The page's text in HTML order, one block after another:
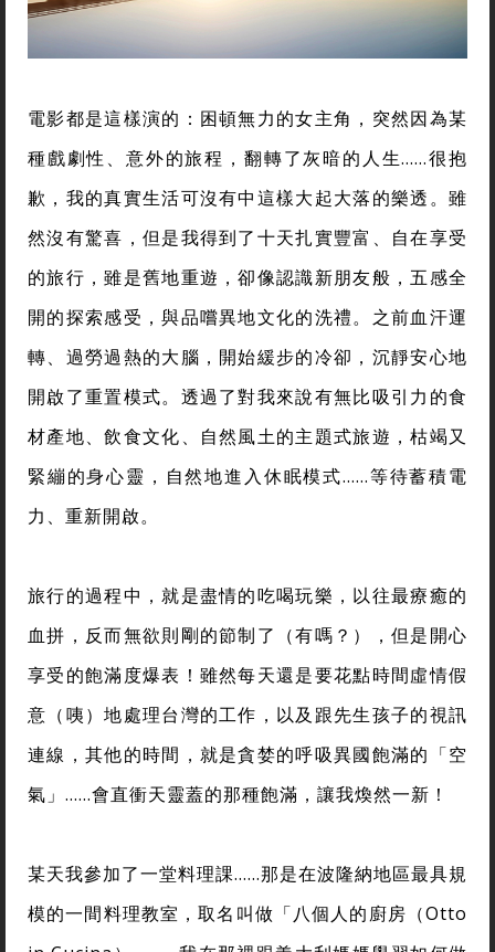
電影都是這樣演的：困頓無力的女主角，突然因為某
種戲劇性、意外的旅程，翻轉了灰暗的人生……很抱
歉，我的真實生活可沒有中這樣大起大落的樂透。雖
然沒有驚喜，但是我得到了十天扎實豐富、自在享受
的旅行，雖是舊地重遊，卻像認識新朋友般，五感全
開的探索感受，與品嚐異地文化的洗禮。之前血汗運
轉、過勞過熱的大腦，開始緩步的冷卻，沉靜安心地
開啟了重置模式。透過了對我來說有無比吸引力的食
材產地、飲食文化、自然風土的主題式旅遊，枯竭又
緊繃的身心靈，自然地進入休眠模式……等待蓄積電
力、重新開啟。
旅行的過程中，就是盡情的吃喝玩樂，以往最療癒的
血拼，反而無欲則剛的節制了（有嗎？），但是開心
享受的飽滿度爆表！雖然每天還是要花點時間虛情假
意（咦）地處理台灣的工作，以及跟先生孩子的視訊
連線，其他的時間，就是貪婪的呼吸異國飽滿的「空
氣」……會直衝天靈蓋的那種飽滿，讓我煥然一新！
某天我參加了一堂料理課……那是在波隆納地區最具規
模的一間料理教室，取名叫做「八個人的廚房（Otto